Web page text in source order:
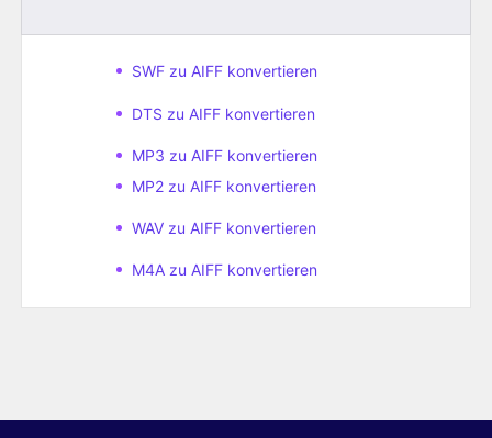
SWF zu AIFF konvertieren
DTS zu AIFF konvertieren
MP3 zu AIFF konvertieren
MP2 zu AIFF konvertieren
WAV zu AIFF konvertieren
M4A zu AIFF konvertieren